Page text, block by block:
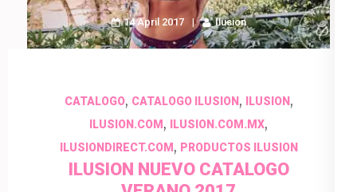
14 April 2017 Ilusion
CATALOGO, CATALOGO ILUSION, ILUSION,
ILUSION.COM , ILUSION.COM.MX,
ILUSIONDIRECT.COM , PRODUCTOS ILUSION
ILUSION NUEVO CATALOGO